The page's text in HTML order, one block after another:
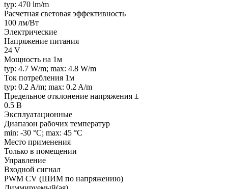
typ: 470 lm/m
Расчетная световая эффективность
100 лм/Вт
Электрические
Напряжение питания
24 V
Мощность на 1м
typ: 4.7 W/m; max: 4.8 W/m
Ток потребления 1м
typ: 0.2 A/m; max: 0.2 A/m
Предельное отклонение напряжения ±
0.5 В
Эксплуатационные
Диапазон рабочих температур
min: -30 °C; max: 45 °C
Место применения
Только в помещении
Управление
Входной сигнал
PWM СV (ШИМ по напряжению)